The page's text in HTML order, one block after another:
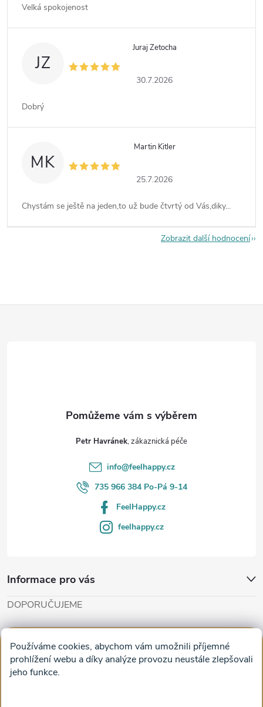
Používáme cookies, abychom vám umožnili příjemné
prohlížení webu a díky analýze provozu neustále zlepšovali
jeho funkce.
Velká spokojenost
JZ
Juraj Zetocha
30.7.2026
Dobrý
MK
Martin Kitler
25.7.2026
Chystám se ještě na jeden,to už bude čtvrtý od Vás,diky...
Zobrazit další hodnocení
Petr Havránek
info@feelhappy.cz
735 966 384 Po-Pá 9-14
FeelHappy.cz
feelhappy.cz
Informace pro vás
DOPORUČUJEME
Obrazy na plátně na zeď a stěnu do obýváku
Facebook